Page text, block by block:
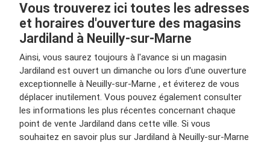
Vous trouverez ici toutes les adresses
et horaires d'ouverture des magasins
Jardiland à Neuilly-sur-Marne
Ainsi, vous saurez toujours à l'avance si un magasin
Jardiland est ouvert un dimanche ou lors d'une ouverture
exceptionnelle à Neuilly-sur-Marne , et éviterez de vous
déplacer inutilement. Vous pouvez également consulter
les informations les plus récentes concernant chaque
point de vente Jardiland dans cette ville. Si vous
souhaitez en savoir plus sur Jardiland à Neuilly-sur-Marne